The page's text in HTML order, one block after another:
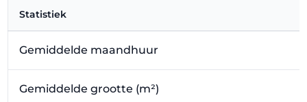
Statistiek
Gemiddelde maandhuur
Gemiddelde grootte (m²)